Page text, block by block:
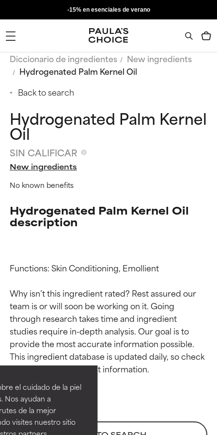
el cuidado de la piel
Nos ayudan a
de la mejor
visites nuestro sitio
-15% en esenciales de verano
Diccionario de ingredientes
New ingredients
Hydrogenated Palm Kernel Oil
Back to search
Hydrogenated Palm Kernel
Oil
SIN CALIFICAR
New ingredients
No known benefits
Hydrogenated Palm Kernel Oil
description
Functions: Skin Conditioning, Emollient
Why isn’t this ingredient rated? Rest assured our
team is or will soon be working on it. Going
through research takes time and ingredient
studies require in-depth analysis. Our goal is to
provide the most accurate information possible.
This ingredient database is updated daily, so check
Calificaciones de
ingredientes
EXCELENTE
Ingrediente sobresaliente con
beneficios reales para la piel. Su
eficacia está demostrada y
Calificaciones de
ingredientes
EXCELENTE
Ingrediente sobresaliente con
beneficios reales para la piel. Su
eficacia está demostrada y